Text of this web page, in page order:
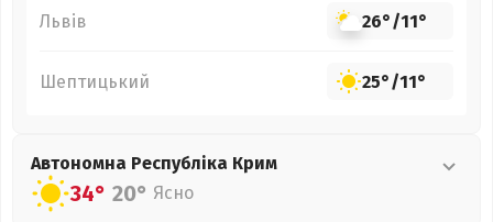
Львів 26°/11°
Шептицький 25°/11°
Автономна Республіка Крим
34° 20° Ясно